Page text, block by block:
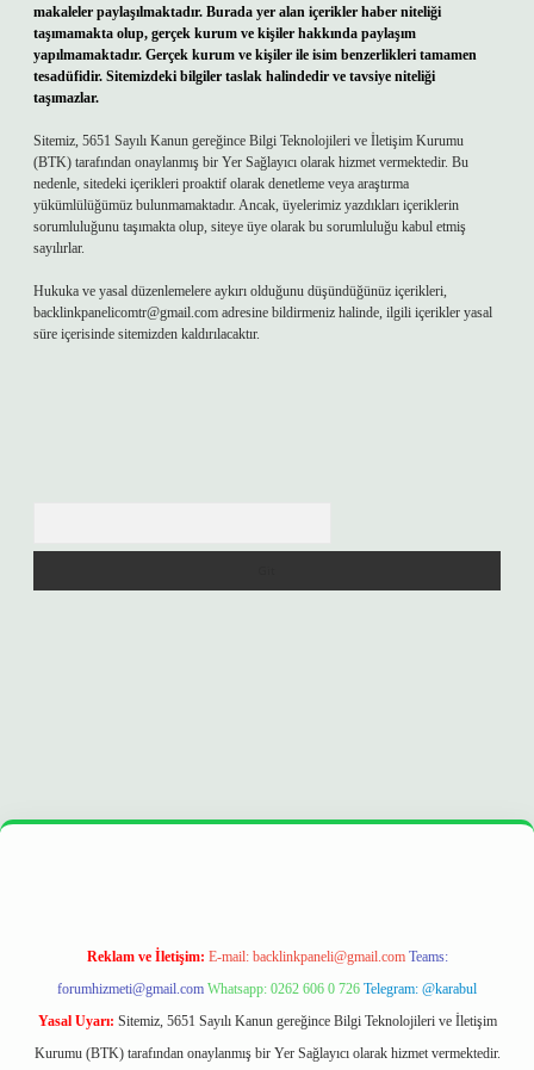
makaleler paylaşılmaktadır. Burada yer alan içerikler haber niteliği
taşımamakta olup, gerçek kurum ve kişiler hakkında paylaşım
yapılmamaktadır. Gerçek kurum ve kişiler ile isim benzerlikleri tamamen
tesadüfidir. Sitemizdeki bilgiler taslak halindedir ve tavsiye niteliği
taşımazlar.
Sitemiz, 5651 Sayılı Kanun gereğince Bilgi Teknolojileri ve İletişim Kurumu
(BTK) tarafından onaylanmış bir Yer Sağlayıcı olarak hizmet vermektedir. Bu
nedenle, sitedeki içerikleri proaktif olarak denetleme veya araştırma
yükümlülüğümüz bulunmamaktadır. Ancak, üyelerimiz yazdıkları içeriklerin
sorumluluğunu taşımakta olup, siteye üye olarak bu sorumluluğu kabul etmiş
sayılırlar.
Hukuka ve yasal düzenlemelere aykırı olduğunu düşündüğünüz içerikleri,
backlinkpanelicomtr@gmail.com adresine bildirmeniz halinde, ilgili içerikler yasal
süre içerisinde sitemizden kaldırılacaktır.
betilbetgir.netbetexperhttps://betexpergir.net/
Reklam ve İletişim: E-mail: backlinkpaneli@gmail.com Teams:
forumhizmeti@gmail.com Whatsapp: 0262 606 0 726 Telegram: @karabul
Yasal Uyarı: Sitemiz, 5651 Sayılı Kanun gereğince Bilgi Teknolojileri ve İletişim
Kurumu (BTK) tarafından onaylanmış bir Yer Sağlayıcı olarak hizmet vermektedir.